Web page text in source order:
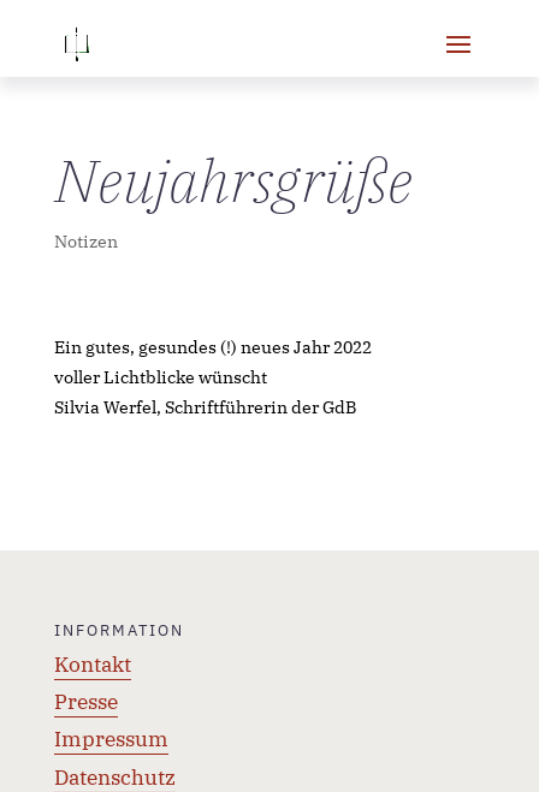
Neujahrsgrüße
Notizen
Ein gutes, gesundes (!) neues Jahr 2022
voller Lichtblicke wünscht
Silvia Werfel, Schriftführerin der GdB
INFORMATION
Kontakt
Presse
Impressum
Datenschutz